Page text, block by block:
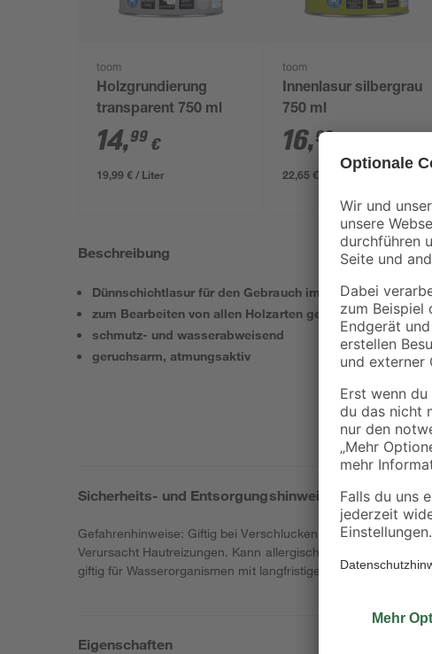
toom
Holzgrundierung
transparent 750 ml
14,99 €
19,99 € / Liter
toom
Innenlasur silbergrau
750 ml
16,99
22,65 € / Liter
Beschreibung
Dünnschichtlasur für den Gebrauch im Innenbereich
zum Bearbeiten von allen Holzarten geeignet
schmutz- und wasserabweisend
geruchsarm, atmungsaktiv
Sicherheits- und Entsorgungshinweise
Gefahrenhinweise: Giftig bei Verschlucken.
Verursacht Hautreizungen. Kann allergische Hautreaktionen
giftig für Wasserorganismen mit langfristiger Wirkung.
Eigenschaften